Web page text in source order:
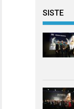
SISTE